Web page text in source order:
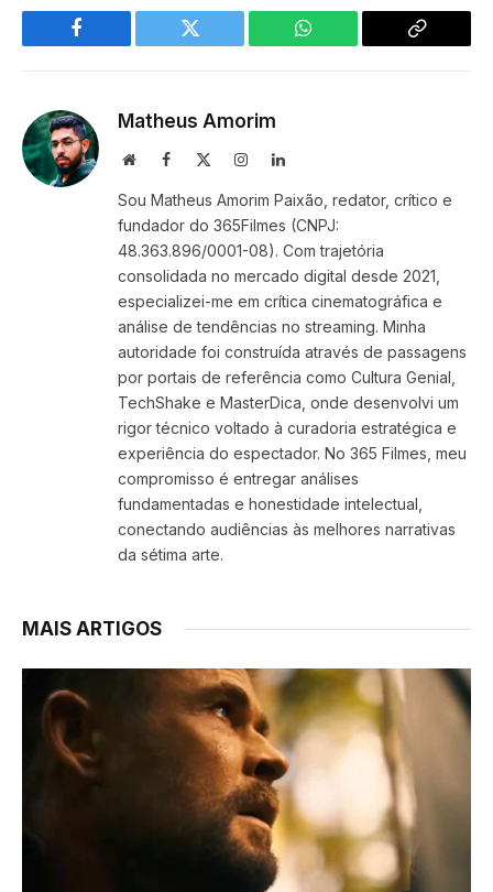
Facebook Twitter WhatsApp
Copy
Matheus Amorim
WebsiteFacebook InstagramLinkedIn
Sou Matheus Amorim Paixão, redator, crítico e
fundador do 365Filmes (CNPJ:
48.363.896/0001-08). Com trajetória
consolidada no mercado digital desde 2021,
especializei-me em crítica cinematográfica e
análise de tendências no streaming. Minha
autoridade foi construída através de passagens
por portais de referência como Cultura Genial,
TechShake e MasterDica, onde desenvolvi um
rigor técnico voltado à curadoria estratégica e
experiência do espectador. No 365 Filmes, meu
compromisso é entregar análises
fundamentadas e honestidade intelectual,
conectando audiências às melhores narrativas
da sétima arte.
MAIS ARTIGOS